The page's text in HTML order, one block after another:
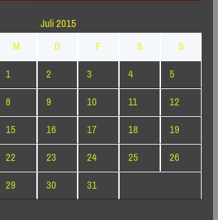
Juli 2015
M D F S
S
1
2 3 4
5
8 9 10 11
12
15 16 17 18
19
22 23 24 25
26
29 30
31